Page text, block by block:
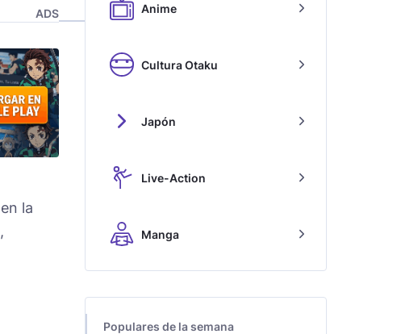
ADS
en la
,
Anime
Cultura Otaku
Japón
Live-Action
Manga
Populares de la semana